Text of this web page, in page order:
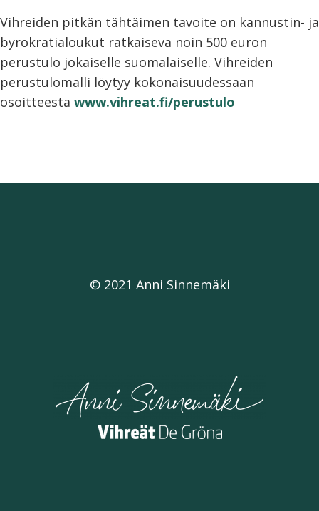
Vihreiden pitkän tähtäimen tavoite on kannustin- ja
byrokratialoukut ratkaiseva noin 500 euron
perustulo jokaiselle suomalaiselle. Vihreiden
perustulomalli löytyy kokonaisuudessaan
osoitteesta www.vihreat.fi/perustulo
© 2021 Anni Sinnemäki